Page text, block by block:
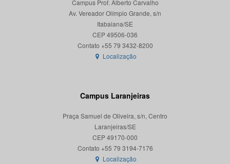
Campus Prof. Alberto Carvalho
Av. Vereador Olímpio Grande, s/n
Itabaiana/SE
CEP 49506-036
Localização
Campus Laranjeiras
Praça Samuel de Oliveira, s/n, Centro
Laranjeiras/SE
CEP 49170-000
Localização